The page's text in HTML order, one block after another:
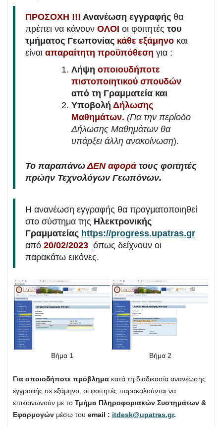
ΠΡΟΣΟΧΗ !!! Ανανέωση εγγραφής θα
πρέπει να κάνουν ΟΛΟΙ οι φοιτητές του
τμήματος Γεωπονίας κάθε εξάμηνο και
είναι απαραίτητη προϋπόθεση για :
Λήψη οποιουδήποτε
πιστοποιητικού σπουδών
από τη Γραμματεία και
Υποβολή Δήλωσης
Μαθημάτων. (Για την περίοδο
Δήλωσης Μαθημάτων θα
υπάρξει άλλη ανακοίνωση).
Το παραπάνωΔΕΝ αφοράτους φοιτητές
πρώην Τεχνολόγων Γεωπόνων.
Η ανανέωση εγγραφής θα πραγματοποιηθεί
στο σύστημα της Ηλεκτρονικής
Γραμματείας https://progress.upatras.gr
από 20/02/2023 όπως δείχνουν οι
παρακάτω εικόνες.
Βήμα 1 Βήμα 2
Για οποιοδήποτε πρόβλημα κατά τη διαδικασία ανανέωσης
εγγραφής σε εξάμηνο, οι φοιτητές παρακαλούνται να
επικοινωνούν με το Τμήμα Πληροφοριακών Συστημάτων &
Εφαρμογών μέσω του email : itdesk@upatras.gr.